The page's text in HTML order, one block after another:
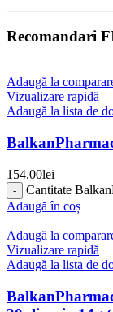
Recomandari
Adaugă la
Vizualizare rapidă
Adaugă la lista de
154.00lei
Cantitate
Adaugă în coș
Adaugă la
Vizualizare rapidă
Adaugă la lista de